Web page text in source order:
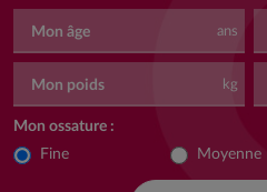
Mon âge ans
Mon poids kg
Mon ossature :
Fine Moyenne